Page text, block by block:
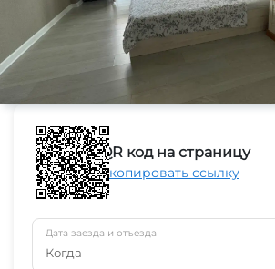
QR код на страницу
Скопировать ссылку
Дата заезда и отъезда
Когда